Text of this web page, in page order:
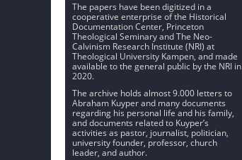
The papers have been digitized in a
cooperative enterprise of the Historical
Documentation Center, Princeton
Theological Seminary and The Neo-
Calvinism Research Institute (NRI) at
Theological University Kampen, and made
available to the general public by the NRI in
2020.
The archive holds almost 9.000 letters to
Abraham Kuyper and many documents
regarding his personal life and his family,
and documents related to Kuyper’s
activities as pastor, journalist, politician,
university founder, professor, church
leader, and author.